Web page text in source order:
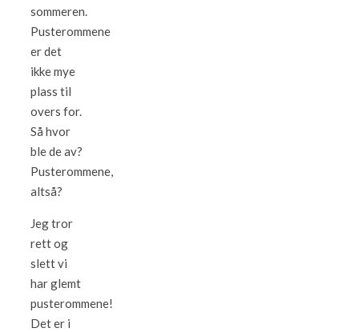
sommeren.
Pusterommene
er det
ikke mye
plass til
overs for.
Så hvor
ble de av?
Pusterommene,
altså?
Jeg tror
rett og
slett vi
har glemt
pusterommene!
Det er i